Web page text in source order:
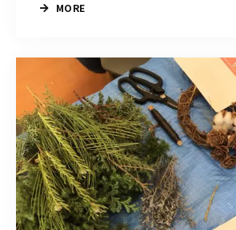
MORE